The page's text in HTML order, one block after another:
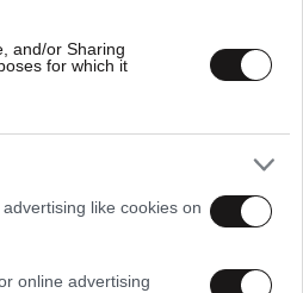
and/or Sharing
for which it
like cookies on
online advertising